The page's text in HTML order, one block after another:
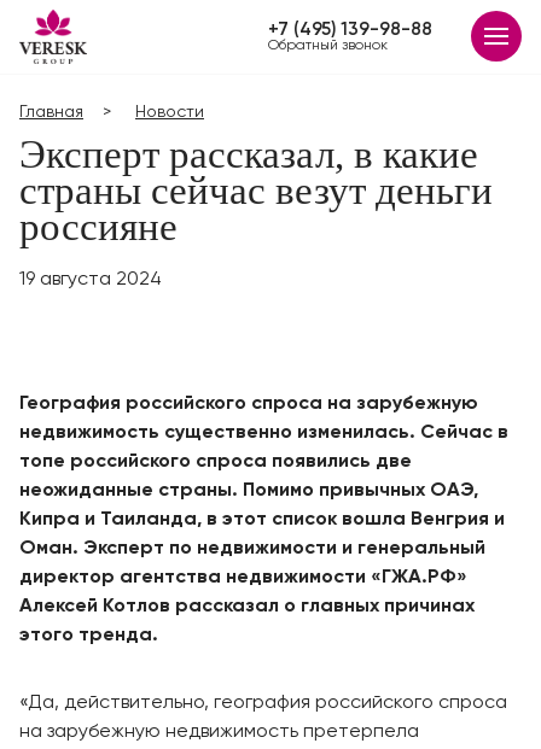
+7 (495) 139-98-88
Обратный звонок
Главная Новости
Эксперт рассказал, в какие
страны сейчас везут деньги
россияне
19 августа 2024
География российского спроса на зарубежную
недвижимость существенно изменилась. Сейчас в
топе российского спроса появились две
неожиданные страны. Помимо привычных ОАЭ,
Кипра и Таиланда, в этот список вошла Венгрия и
Оман. Эксперт по недвижимости и генеральный
директор агентства недвижимости «ГЖА.PФ»
Алексей Котлов рассказал о главных причинах
этого тренда.
«Да, действительно, география российского спроса
на зарубежную недвижимость претерпела